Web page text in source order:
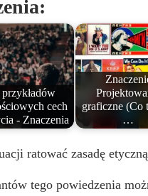
cech
- Znaczenia
graficzne (Co
…
ratować zasadę
tego powiedzenia